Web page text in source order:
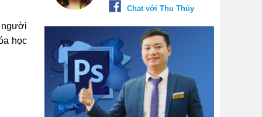
người
học
Chat với Thu Thủy